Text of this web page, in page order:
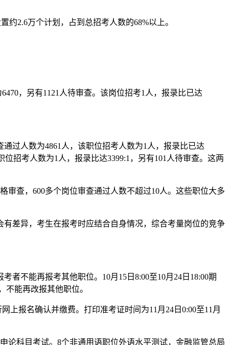
2.6万个计划，占到总招考人数的68%以上。
，另有1121人待审查。该岗位招考1人，报录比已达
过人数为4861人，该职位招考人数为1人，报录比已达
招考人数为1人，报录比达3399:1，另有101人待审查。这两
查，600多个岗位审查通过人数不超过10人。这些职位大多
差异，考生在报考时应结合自身情况，综合考量岗位的竞争
不能再报考其他职位。10月15日8:00至10月24日18:00期
能再改报其他职位。
报名确认并缴费。打印准考证时间为11月24日0:00至11月
科目考试。8个非通用语职位外语水平测试，金融监管总局